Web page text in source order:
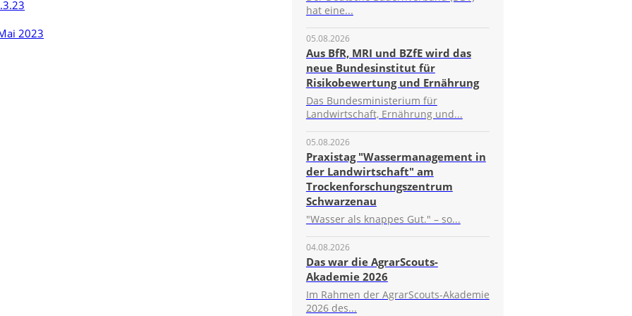
hat eine...
05.08.2026
Aus BfR, MRI und BZfE wird das
neue Bundesinstitut für
Risikobewertung und Ernährung
Das Bundesministerium für
Landwirtschaft, Ernährung und...
05.08.2026
Praxistag "Wassermanagement in
der Landwirtschaft" am
Trockenforschungszentrum
Schwarzenau
"Wasser als knappes Gut." – so...
04.08.2026
Das war die AgrarScouts-
Akademie 2026
Im Rahmen der AgrarScouts-Akademie
2026 des...
2023